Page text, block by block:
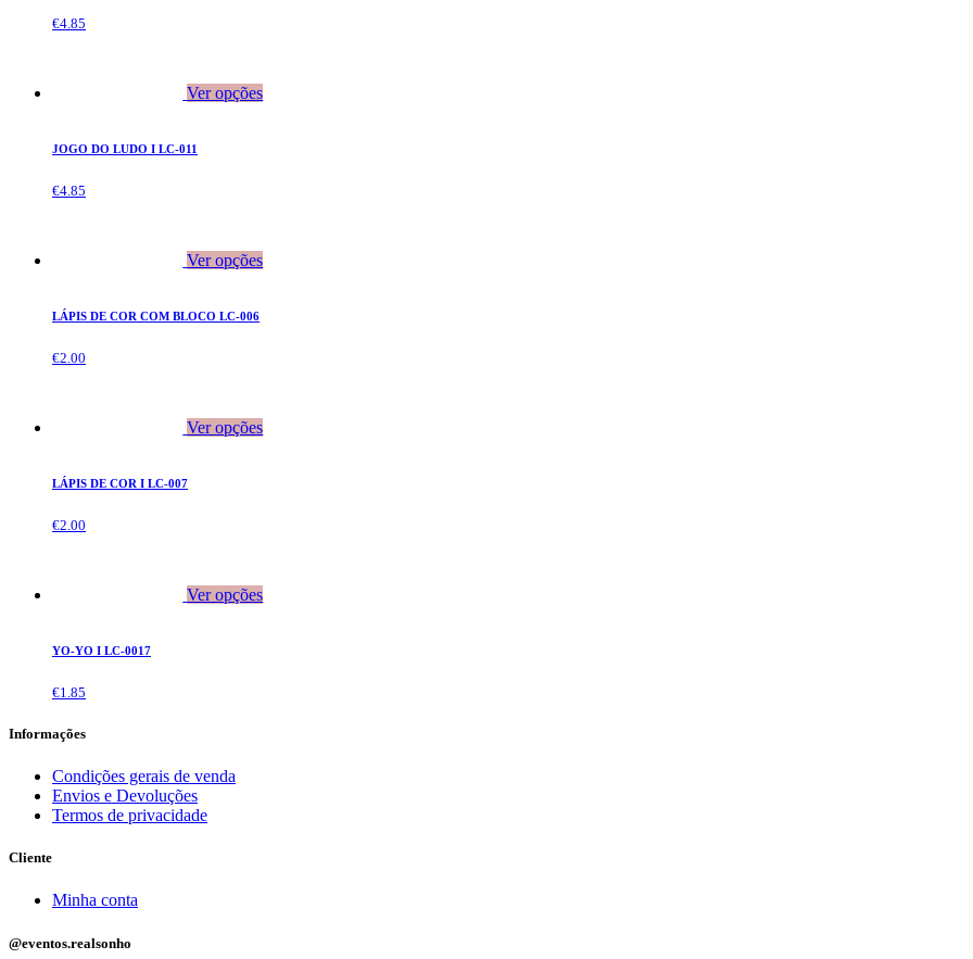
€4.85
Ver opções
JOGO DO LUDO I LC-011
€4.85
Ver opções
LÁPIS DE COR COM BLOCO LC-006
€2.00
Ver opções
LÁPIS DE COR I LC-007
€2.00
Ver opções
YO-YO I LC-0017
€1.85
Informações
Condições gerais de venda
Envios e Devoluções
Termos de privacidade
Cliente
Minha conta
@eventos.realsonho